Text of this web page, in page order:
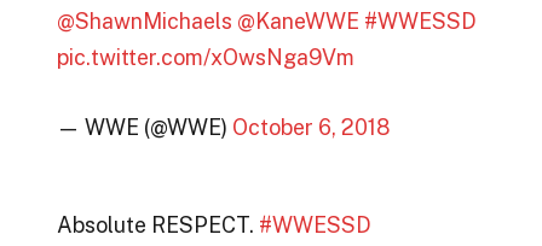
@ShawnMichaels @KaneWWE #WWESSD
pic.twitter.com/xOwsNga9Vm
— WWE (@WWE) October 6, 2018
Absolute RESPECT. #WWESSD